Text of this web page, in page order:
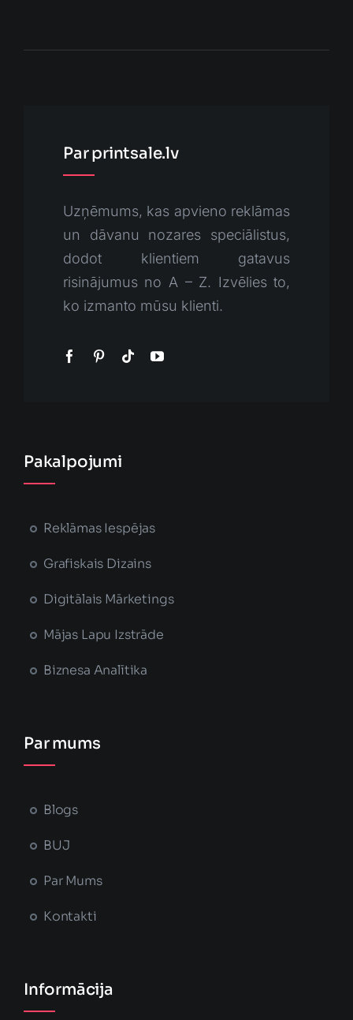
Par printsale.lv
Uzņēmums, kas apvieno reklāmas
un dāvanu nozares speciālistus,
dodot klientiem gatavus
risinājumus no A – Z. Izvēlies to,
ko izmanto mūsu klienti.
Pakalpojumi
Reklāmas Iespējas
Grafiskais Dizains
Digitālais Mārketings
Mājas Lapu Izstrāde
Biznesa Analītika
Par mums
Blogs
BUJ
Par Mums
Kontakti
Informācija